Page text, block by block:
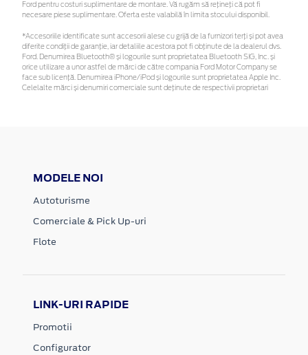
Ford pentru costuri suplimentare de montare. Vă rugăm să rețineți că pot fi
necesare piese suplimentare. Oferta este valabilă în limita stocului disponibil.
*Accesoriile identificate sunt accesorii alese cu grijă de la furnizori terți și pot avea
diferite condiții de garanție, iar detaliile acestora pot fi obținute de la dealerul dvs.
Ford. Denumirea Bluetooth® și logourile sunt proprietatea Bluetooth SIG, Inc. și
orice utilizare a unor astfel de mărci de către compania Ford Motor Company se
face sub licență. Denumirea iPhone/iPod și logourile sunt proprietatea Apple Inc.
Celelalte mărci și denumiri comerciale sunt deținute de respectivii proprietari
MODELE NOI
Autoturisme
Comerciale & Pick Up-uri
Flote
LINK-URI RAPIDE
Promotii
Configurator